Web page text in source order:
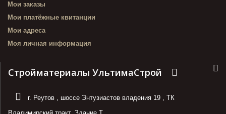
Мои заказы
Мои платёжные квитанции
Мои адреса
Моя личная информация
Стройматериалы УльтимаСтрой
г. Реутов , шоссе Энтузиастов владения 19 , ТК